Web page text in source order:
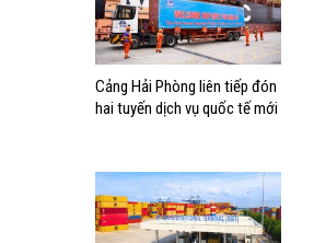
Cảng Hải Phòng liên tiếp đón
hai tuyến dịch vụ quốc tế mới